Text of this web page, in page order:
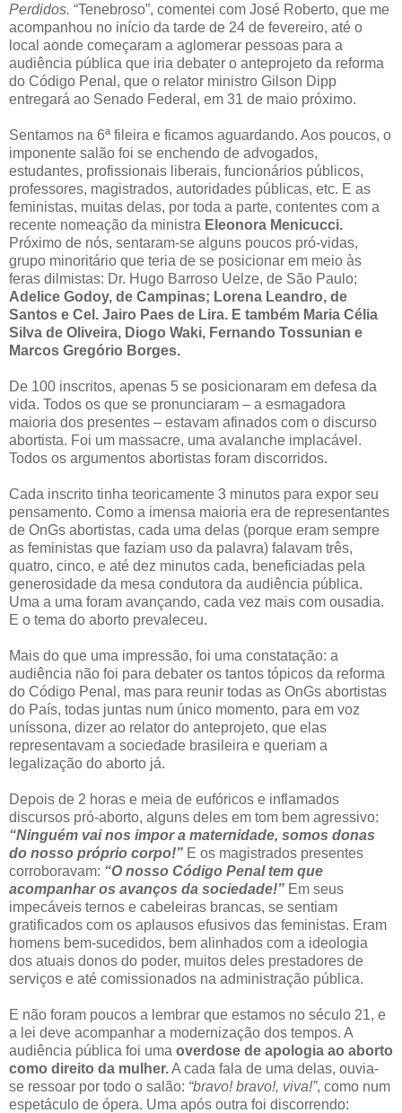
Perdidos. “Tenebroso”, comentei com José Roberto, que me
acompanhou no início da tarde de 24 de fevereiro, até o
local aonde começaram a aglomerar pessoas para a
audiência pública que iria debater o anteprojeto da reforma
do Código Penal, que o relator ministro Gilson Dipp
entregará ao Senado Federal, em 31 de maio próximo.
Sentamos na 6ª fileira e ficamos aguardando. Aos poucos, o
imponente salão foi se enchendo de advogados,
estudantes, profissionais liberais, funcionários públicos,
professores, magistrados, autoridades públicas, etc. E as
feministas, muitas delas, por toda a parte, contentes com a
recente nomeação da ministra Eleonora Menicucci.
Próximo de nós, sentaram-se alguns poucos pró-vidas,
grupo minoritário que teria de se posicionar em meio às
feras dilmistas: Dr. Hugo Barroso Uelze, de São Paulo;
Adelice Godoy, de Campinas; Lorena Leandro, de
Santos e Cel. Jairo Paes de Lira. E também Maria Célia
Silva de Oliveira, Diogo Waki, Fernando Tossunian e
Marcos Gregório Borges.
De 100 inscritos, apenas 5 se posicionaram em defesa da
vida. Todos os que se pronunciaram – a esmagadora
maioria dos presentes – estavam afinados com o discurso
abortista. Foi um massacre, uma avalanche implacável.
Todos os argumentos abortistas foram discorridos.
Cada inscrito tinha teoricamente 3 minutos para expor seu
pensamento. Como a imensa maioria era de representantes
de OnGs abortistas, cada uma delas (porque eram sempre
as feministas que faziam uso da palavra) falavam três,
quatro, cinco, e até dez minutos cada, beneficiadas pela
generosidade da mesa condutora da audiência pública.
Uma a uma foram avançando, cada vez mais com ousadia.
E o tema do aborto prevaleceu.
Mais do que uma impressão, foi uma constatação: a
audiência não foi para debater os tantos tópicos da reforma
do Código Penal, mas para reunir todas as OnGs abortistas
do País, todas juntas num único momento, para em voz
uníssona, dizer ao relator do anteprojeto, que elas
representavam a sociedade brasileira e queriam a
legalização do aborto já.
Depois de 2 horas e meia de eufóricos e inflamados
discursos pró-aborto, alguns deles em tom bem agressivo:
“Ninguém vai nos impor a maternidade, somos donas
do nosso próprio corpo!” E os magistrados presentes
corroboravam: “O nosso Código Penal tem que
acompanhar os avanços da sociedade!” Em seus
impecáveis ternos e cabeleiras brancas, se sentiam
gratificados com os aplausos efusivos das feministas. Eram
homens bem-sucedidos, bem alinhados com a ideologia
dos atuais donos do poder, muitos deles prestadores de
serviços e até comissionados na administração pública.
E não foram poucos a lembrar que estamos no século 21, e
a lei deve acompanhar a modernização dos tempos. A
audiência pública foi uma overdose de apologia ao aborto
como direito da mulher.A cada fala de uma delas, ouvia-
se ressoar por todo o salão: “bravo! bravo!, viva!”, como num
espetáculo de ópera. Uma após outra foi discorrendo: